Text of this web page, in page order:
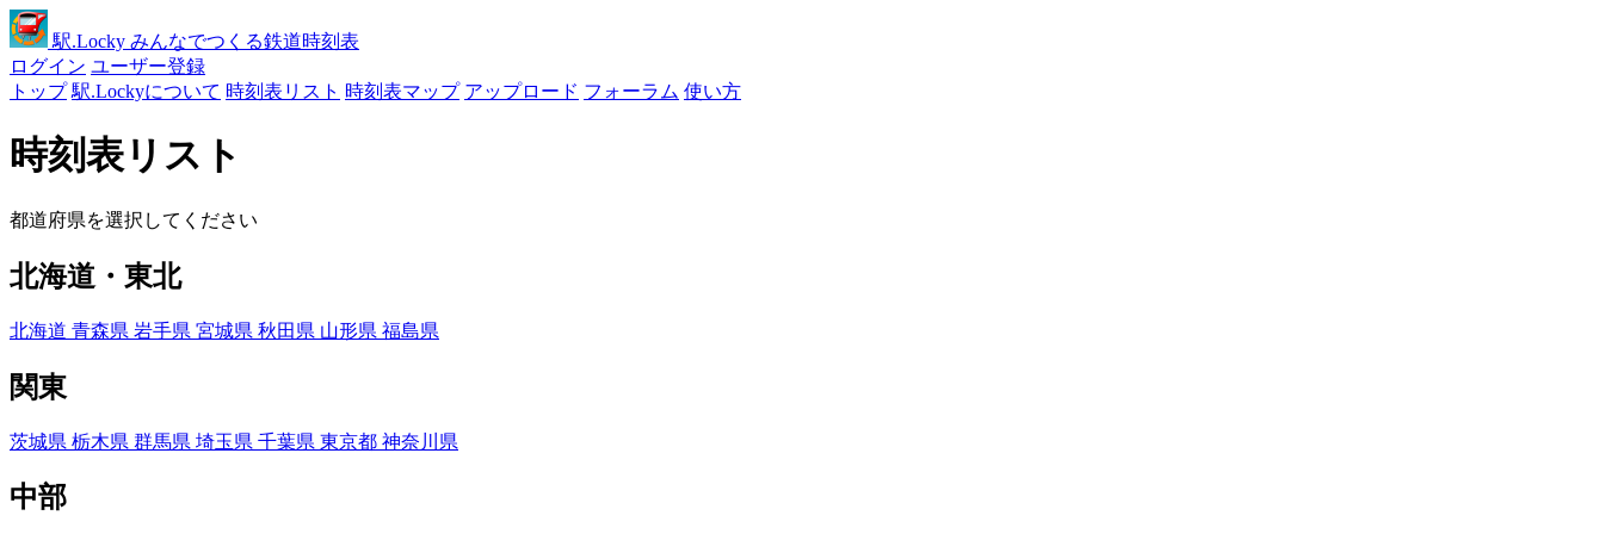
駅.Locky みんなでつくる鉄道時刻表
ログイン ユーザー登録
トップ 駅.Lockyについて 時刻表リスト 時刻表マップ アップロード フォーラム 使い方
時刻表リスト
都道府県を選択してください
北海道・東北
北海道 青森県 岩手県 宮城県 秋田県 山形県 福島県
関東
茨城県 栃木県 群馬県 埼玉県 千葉県 東京都 神奈川県
中部